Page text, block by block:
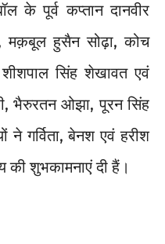
के पूर्व कप्तान दानवीर
मक़बूल हुसैन सोढ़ा, कोच
शीशपाल सिंह शेखावत एवं
भैरुरतन ओझा, पूरन सिंह
गर्विता, बेनश एवं हरीश
की शुभकामनाएं दी हैं।